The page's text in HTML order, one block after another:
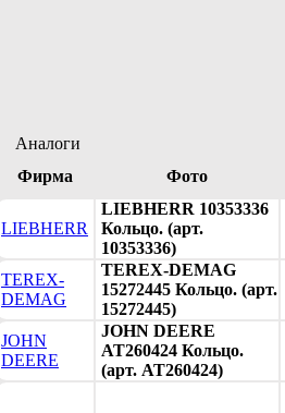
Аналоги
Фирма
Фото
LIEBHERR
LIEBHERR 10353336
Кольцо. (арт.
10353336)
TEREX-
DEMAG
TEREX-DEMAG
15272445 Кольцо. (арт.
15272445)
JOHN
DEERE
JOHN DEERE
AT260424 Кольцо.
(арт. AT260424)